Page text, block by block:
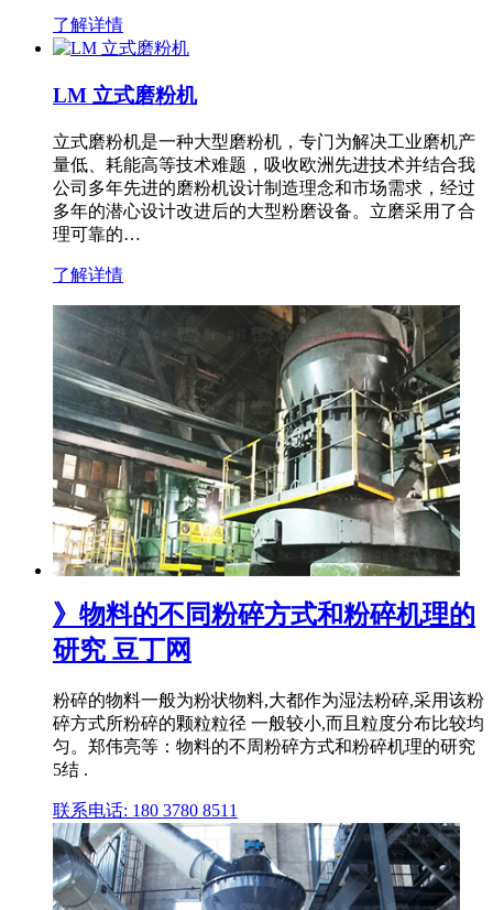
了解详情
LM 立式磨粉机
立式磨粉机是一种大型磨粉机，专门为解决工业磨机产
量低、耗能高等技术难题，吸收欧洲先进技术并结合我
公司多年先进的磨粉机设计制造理念和市场需求，经过
多年的潜心设计改进后的大型粉磨设备。立磨采用了合
理可靠的…
了解详情
》物料的不同粉碎方式和粉碎机理的
研究 豆丁网
粉碎的物料一般为粉状物料,大都作为湿法粉碎,采用该粉
碎方式所粉碎的颗粒粒径 一般较小,而且粒度分布比较均
匀。郑伟亮等：物料的不周粉碎方式和粉碎机理的研究
5结 .
联系电话: 180 3780 8511